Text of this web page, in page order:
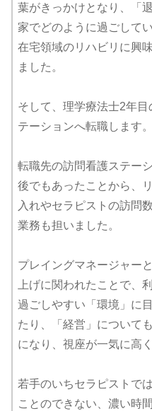
葉がきっかけとなり、「
家でどのように過ごして
在宅領域のリハビリに興
ました。
そして、理学療法士2年目
テーションへ転職します。
転職先の訪問看護ステー
後でもあったことから、
入れやセラピストの訪問
業務も担いました。
プレイングマネージャー
上げに関われたことで、
過ごしやすい「環境」に
たり、「経営」について
になり、視座が一気に高
若手のいちセラピストで
ことのできない、濃い時